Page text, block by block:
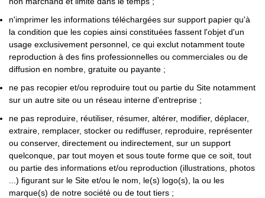
n'imprimer les informations téléchargées sur support papier qu'à
la condition que les copies ainsi constituées fassent l'objet d'un
usage exclusivement personnel, ce qui exclut notamment toute
reproduction à des fins professionnelles ou commerciales ou de
diffusion en nombre, gratuite ou payante ;
ne pas recopier et/ou reproduire tout ou partie du Site notamment
sur un autre site ou un réseau interne d'entreprise ;
ne pas reproduire, réutiliser, résumer, altérer, modifier, déplacer,
extraire, remplacer, stocker ou rediffuser, reproduire, représenter
ou conserver, directement ou indirectement, sur un support
quelconque, par tout moyen et sous toute forme que ce soit, tout
ou partie des informations et/ou reproduction (illustrations, photos
...) figurant sur le Site et/ou le nom, le(s) logo(s), la ou les
marque(s) de notre société ou de tout tiers ;